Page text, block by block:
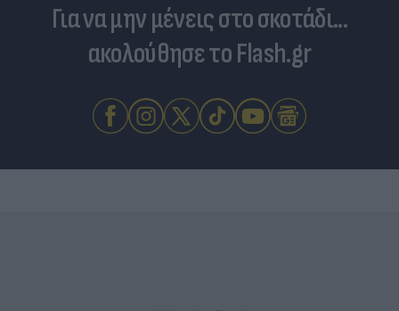
Για να μην μένεις στο σκοτάδι...
ακολούθησε το Flash.gr